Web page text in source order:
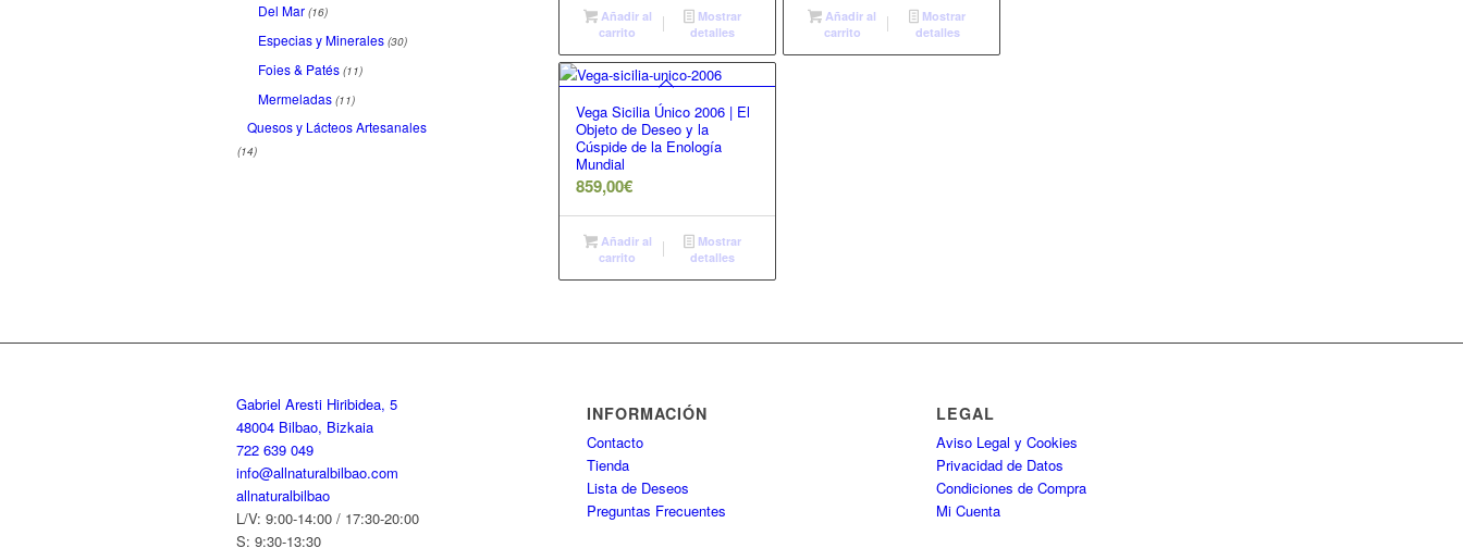
Añadir al
carrito
Mostrar
detalles
Añadir al
carrito
Mostrar
detalles
Vega Sicilia Único 2006 | El
Objeto de Deseo y la
Cúspide de la Enología
Mundial
859,00€
Añadir al
carrito
Mostrar
detalles
Del Mar (16)
Especias y Minerales (30)
Foies & Patés (11)
Mermeladas (11)
Quesos y Lácteos Artesanales
(14)
Gabriel Aresti Hiribidea, 5
48004 Bilbao, Bizkaia
722 639 049
info@allnaturalbilbao.com
allnaturalbilbao
L/V: 9:00-14:00 / 17:30-20:00
S: 9:30-13:30
INFORMACIÓN
Contacto
Tienda
Lista de Deseos
Preguntas Frecuentes
LEGAL
Aviso Legal y Cookies
Privacidad de Datos
Condiciones de Compra
Mi Cuenta